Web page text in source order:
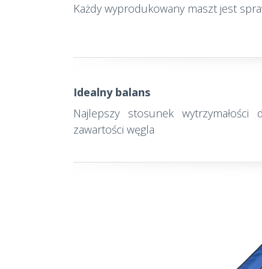
Każdy wyprodukowany maszt jest
Idealny balans
Najlepszy stosunek
zawartości węgla